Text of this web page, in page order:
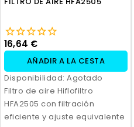
16,64 €
AÑADIR A LA CESTA
Disponibilidad: Agotado
Filtro de aire Hiflofiltro
HFA2505 con filtración
eficiente y ajuste equivalente